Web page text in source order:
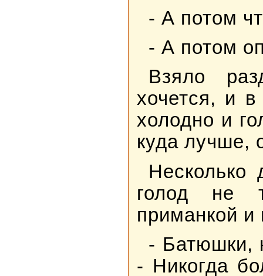
- А потом
- А потом
Взяло
хочется, и
холодно и
куда лучше,
Несколько
голод не
приманкой и
- Батюшки,
- Никогда